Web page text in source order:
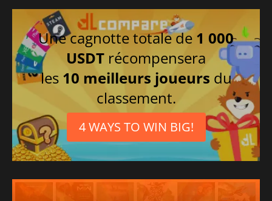
Une cagnotte totale de 1 000
USDT récompensera
les 10 meilleurs joueurs du
classement.
4 WAYS TO WIN BIG!